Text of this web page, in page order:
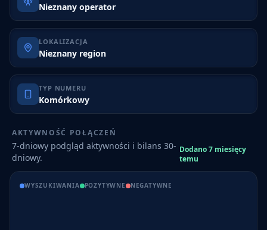
Nieznany operator
LOKALIZACJA
Nieznany region
TYP NUMERU
Komórkowy
AKTYWNOŚĆ POŁĄCZEŃ
7-dniowy podgląd aktywności i bilans 30-
dniowy.
Dodano 7 miesięcy
temu
WYSZUKIWANIA POZYTYWNE NEGATYWNE